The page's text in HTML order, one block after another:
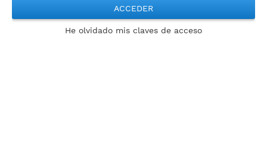
ACCEDER
He olvidado mis claves de acceso